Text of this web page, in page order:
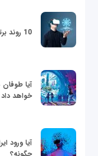
10 روند برتر تجارت و فناوری در سال 2022
آیا
خواهد داد
آیا ورود